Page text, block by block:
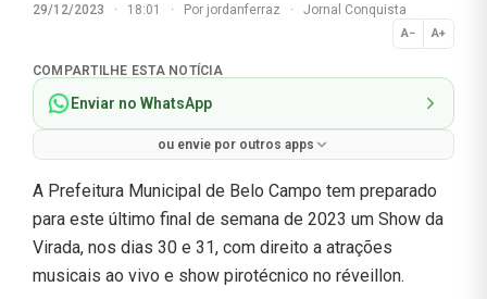
29/12/2023 · 18:01 · Por jordanferraz · Jornal Conquista
A− A+
Normal
COMPARTILHE ESTA NOTÍCIA
Enviar no WhatsApp
ou envie por outros apps
A Prefeitura Municipal de Belo Campo tem preparado
para este último final de semana de 2023 um Show da
Virada, nos dias 30 e 31, com direito a atrações
musicais ao vivo e show pirotécnico no réveillon.